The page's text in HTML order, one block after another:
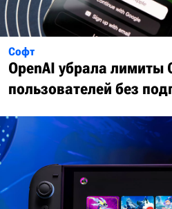
Софт
OpenAI убрала лимиты
пользователей без